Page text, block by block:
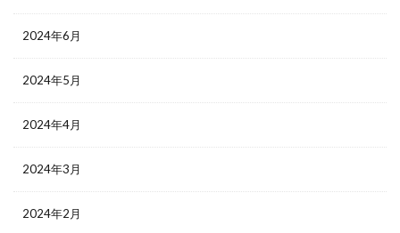
2024年6月
2024年5月
2024年4月
2024年3月
2024年2月